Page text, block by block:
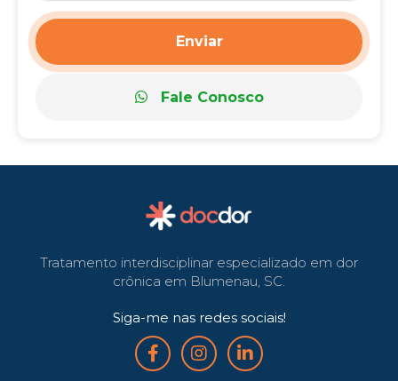
Enviar
Fale Conosco
Tratamento interdisciplinar especializado em dor
crônica em Blumenau, SC.
Siga-me nas redes sociais!